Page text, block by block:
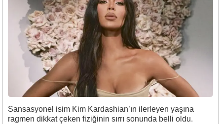
Sansasyonel isim Kim Kardashian’ın ilerleyen yaşına
ragmen dikkat çeken fiziğinin sırrı sonunda belli oldu.